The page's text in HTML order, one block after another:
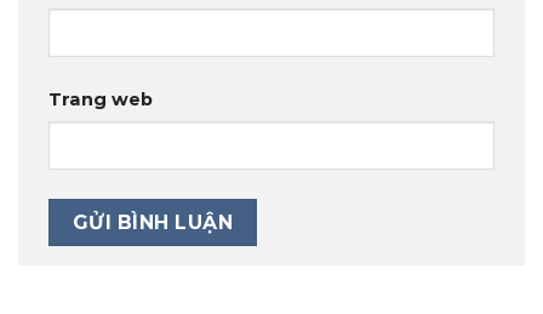
Trang web